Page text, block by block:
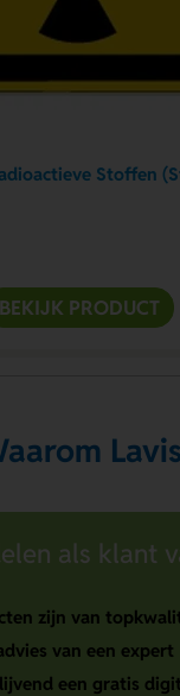
Stoffen
BEKIJK PRODUCT
als klant
zijn van
van een expert
een gratis